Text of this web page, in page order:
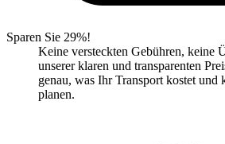
Sparen Sie 29%!
Keine versteckten Gebühren, keine
unserer klaren und transparenten
genau, was Ihr Transport kostet und
planen.